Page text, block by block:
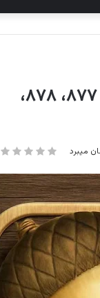
پاسخ بازی فندق مراحل ۸۷۱، ۸۷۲، ۸۷۳، ۸۷۴، ۸۷۵، ۸۷۶، ۸۷۷، ۸۷۸،